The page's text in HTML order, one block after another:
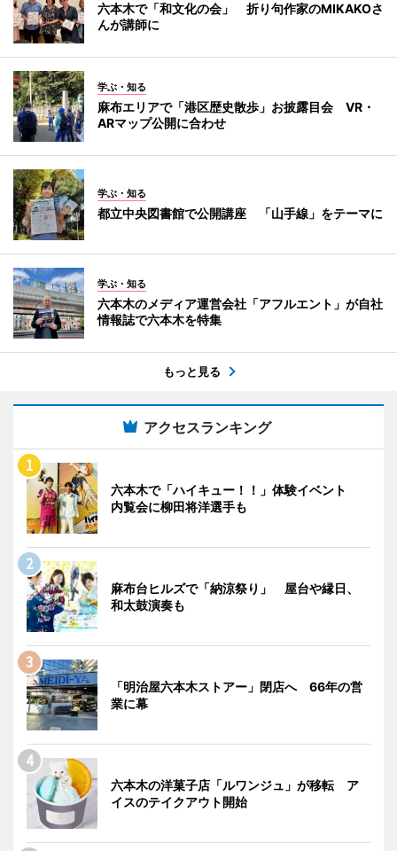
六本木で「和文化の会」 折り句作家のMIKAKOさ
んが講師に
学ぶ・知る
麻布エリアで「港区歴史散歩」お披露目会 VR・
ARマップ公開に合わせ
学ぶ・知る
都立中央図書館で公開講座 「山手線」をテーマに
学ぶ・知る
六本木のメディア運営会社「アフルエント」が自社
情報誌で六本木を特集
もっと見る
アクセスランキング
六本木で「ハイキュー！！」体験イベント
内覧会に柳田将洋選手も
麻布台ヒルズで「納涼祭り」 屋台や縁日、
和太鼓演奏も
「明治屋六本木ストアー」閉店へ 66年の営
業に幕
六本木の洋菓子店「ルワンジュ」が移転 ア
イスのテイクアウト開始